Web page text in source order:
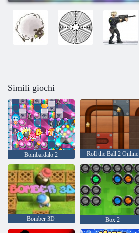
Simili giochi
Bombardalo 2 Roll the Ball 2 Online
Bomber 3D Box 2